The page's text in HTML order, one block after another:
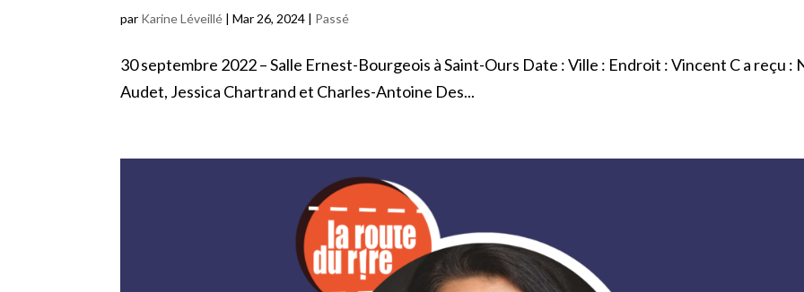
par Karine Léveillé |Mar 26, 2024 | Passé
30 septembre 2022 – Salle Ernest-Bourgeois à Saint-Ours Date : Ville : Endroit : Vincent C a reçu :
Audet, Jessica Chartrand et Charles-Antoine Des...